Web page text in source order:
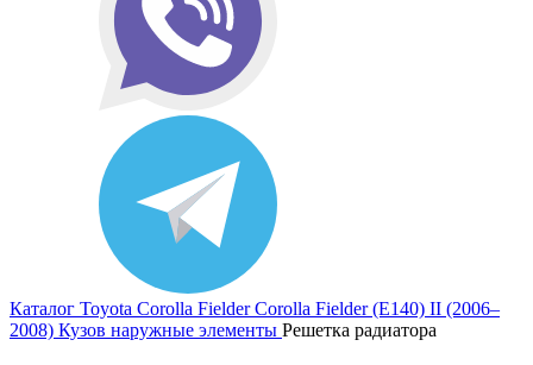
Каталог Toyota Corolla Fielder Corolla Fielder (E140) II (2006–
2008) Кузов наружные элементы Решетка радиатора